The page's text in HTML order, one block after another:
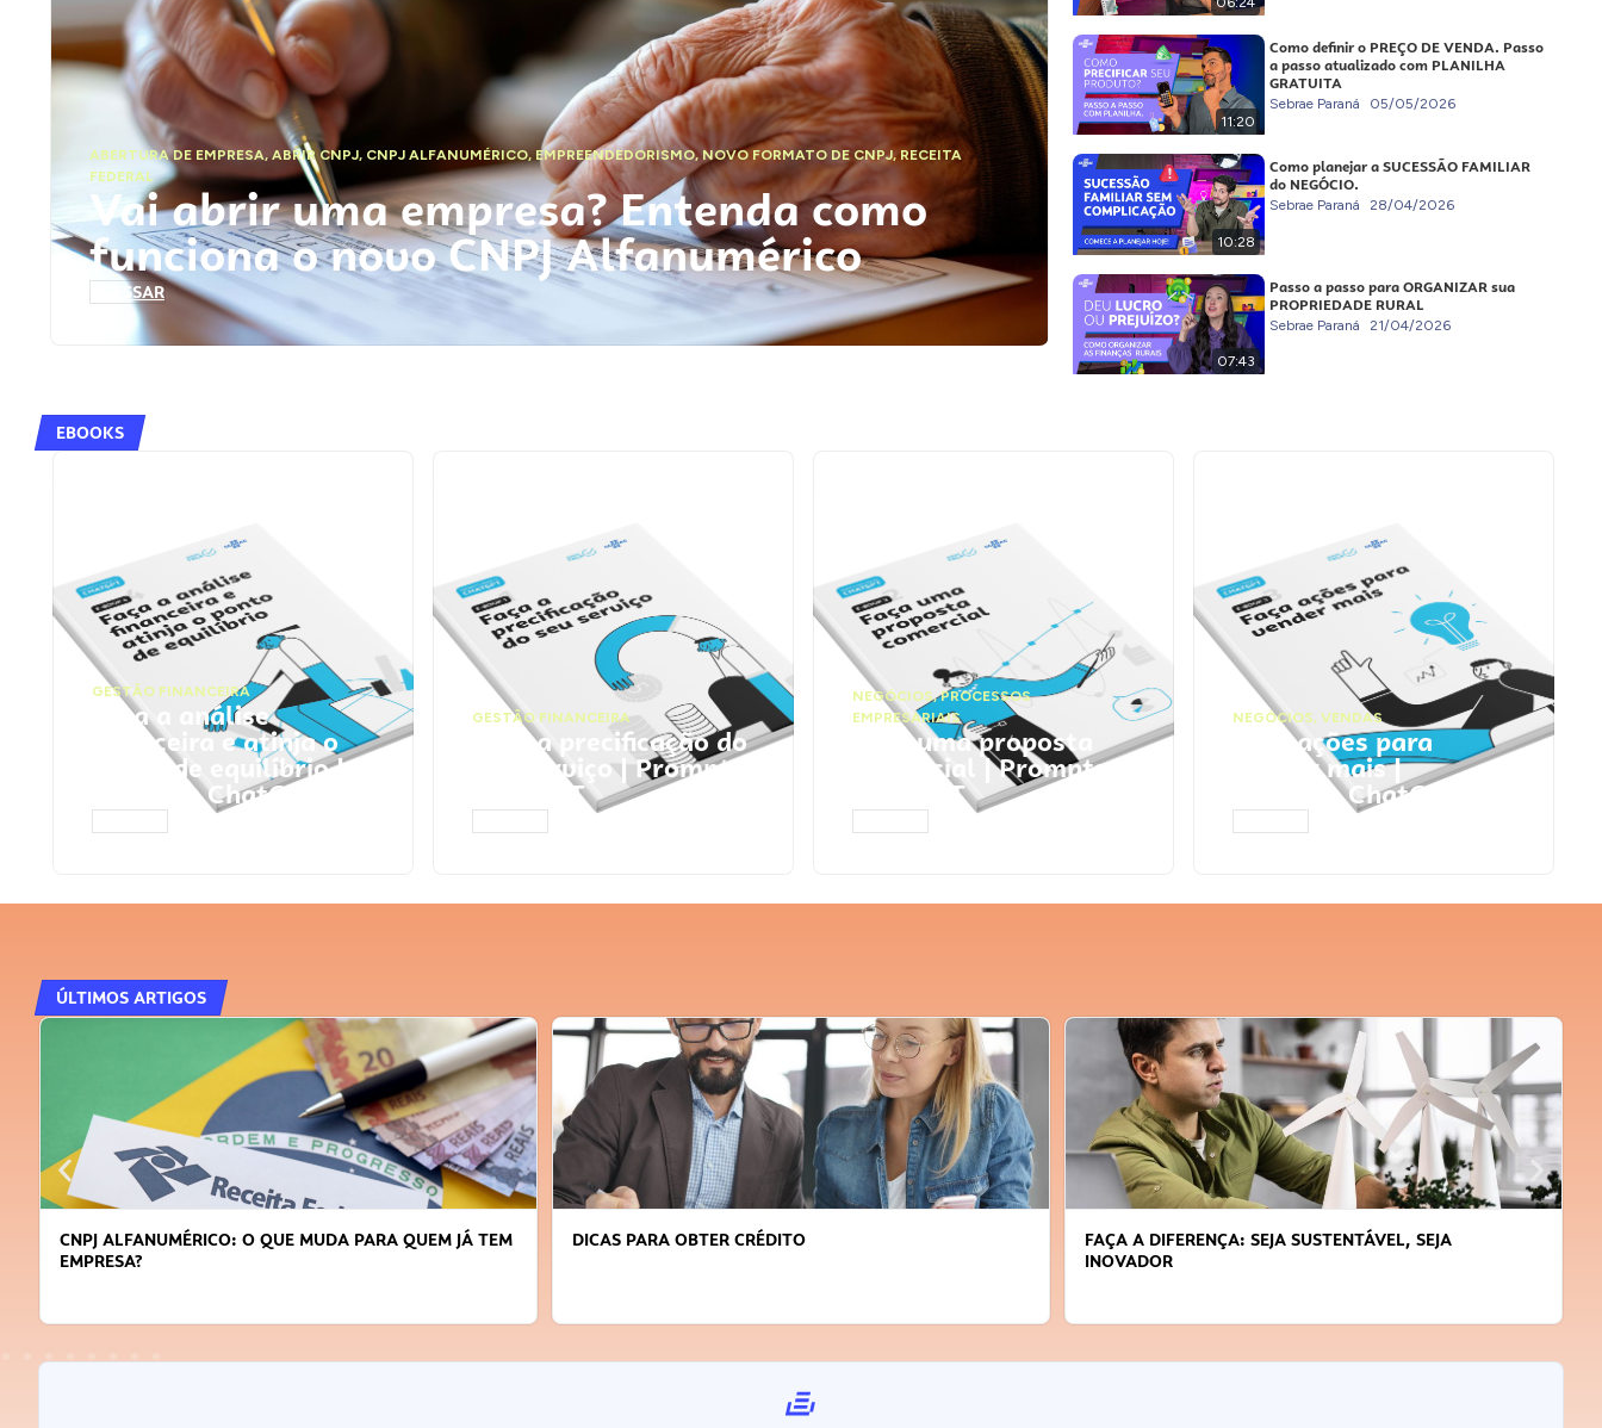
ABERTURA DE EMPRESA,ABRIR CNPJ, CNPJ ALFANUMÉRICO, EMPREENDEDORISMO,NOVO FORMATO DE CNPJ,RECEITA
FEDERAL
Vai abrir uma empresa? Entenda como
funciona o novo CNPJ Alfanumérico
ACESSAR
11:20
Como definir o PREÇO DE VENDA. Passo
a passo atualizado com PLANILHA
GRATUITA
Sebrae Paraná 05/05/2026
10:28
Como planejar a SUCESSÃO FAMILIAR
do NEGÓCIO.
Sebrae Paraná 28/04/2026
07:43
Passo a passo para ORGANIZAR sua
PROPRIEDADE RURAL
Sebrae Paraná 21/04/2026
EBOOKS
GESTÃO FINANCEIRA
Faça a análise
financeira e atinja o
ponto de equilíbrio |
Prompts ChatGPT
GESTÃO FINANCEIRA
Faça a precificação do
seu serviço | Prompts
ChatGPT
NEGÓCIOS,PROCESSOS
EMPRESARIAIS
Faça uma proposta
comercial | Prompts
ChatGPT
NEGÓCIOS, VENDAS
Faça ações para
vender mais |
Prompts ChatGPT
ÚLTIMOS ARTIGOS
CNPJ ALFANUMÉRICO: O QUE MUDA PARA QUEM JÁ TEM
EMPRESA?
DICAS PARA OBTER CRÉDITO
FAÇA A DIFERENÇA: SEJA SUSTENTÁVEL, SEJA
INOVADOR